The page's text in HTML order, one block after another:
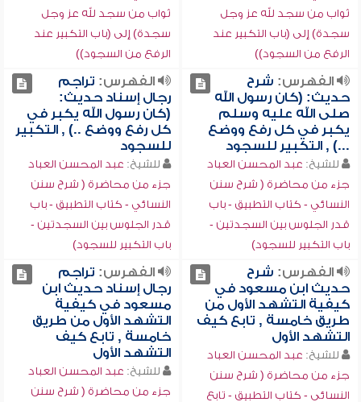
ثواب من سجد لله عز وجل
سجدة) إلى (باب التكبير عند
الرفع من السجود))
ثواب من سجد لله عز وجل
سجدة) إلى (باب التكبير عند
الرفع من السجود))
الفهرس: شرح
حديث: (كان رسول الله
صلى الله عليه وسلم
يكبر في كل رفع ووضع
...) , التكبير للسجود
للشيخ: عبد المحسن العباد
جزء من محاضرة ( شرح سنن
النسائي - كتاب التطبيق - باب
قدر الجلوس بين السجدتين -
باب التكبير للسجود)
الفهرس: تراجم
رجال إسناد حديث:
(كان رسول الله يكبر في
كل رفع ووضع ..) , التكبير
للسجود
للشيخ: عبد المحسن العباد
جزء من محاضرة ( شرح سنن
النسائي - كتاب التطبيق - باب
قدر الجلوس بين السجدتين -
باب التكبير للسجود)
الفهرس: شرح
حديث ابن مسعود في
كيفية التشهد الأول من
طريق خامسة , تابع كيف
التشهد الأول
للشيخ: عبد المحسن العباد
جزء من محاضرة ( شرح سنن
النسائي - كتاب التطبيق - تابع
الفهرس: تراجم
رجال إسناد حديث ابن
مسعود في كيفية
التشهد الأول من طريق
خامسة , تابع كيف
التشهد الأول
للشيخ: عبد المحسن العباد
جزء من محاضرة ( شرح سنن